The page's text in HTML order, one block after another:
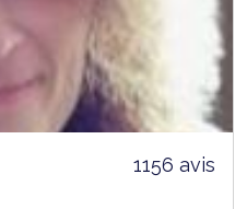
1156 avis